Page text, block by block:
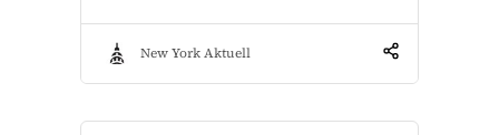
New York Aktuell